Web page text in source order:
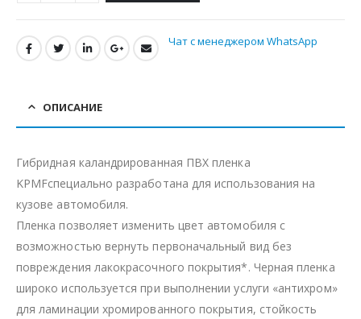
Чат с менеджером WhatsApp
ОПИСАНИЕ
Гибридная каландрированная ПВХ пленка
KPMFспециально разработана для использования на
кузове автомобиля.
Пленка позволяет изменить цвет автомобиля с
возможностью вернуть первоначальный вид без
повреждения лакокрасочного покрытия*. Черная пленка
широко используется при выполнении услуги «антихром»
для ламинации хромированного покрытия, стойкость